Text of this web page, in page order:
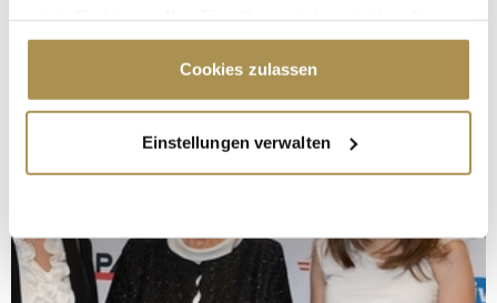
Cookie-Erklärung oder durch Klicken auf das Privacy
Trigger Symbol ändern oder widerrufen
Informationen über Ihre geografische Lage
erfassen, welche bis auf einige Meter genau sein
bestimmten Merkmalen (Fingerprinting) identifizieren
Erfahren Sie mehr darüber, wie Ihre persönlichen Daten
Cookies zulassen
Einstellungen verwalten